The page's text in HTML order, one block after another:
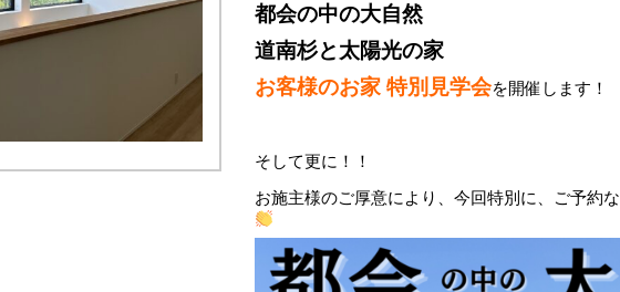
都会の中の大自然
道南杉と太陽光の家
お客様のお家 特別見学会を開催します！
そして更に！！
お施主様のご厚意により、今回特別に、ご予約